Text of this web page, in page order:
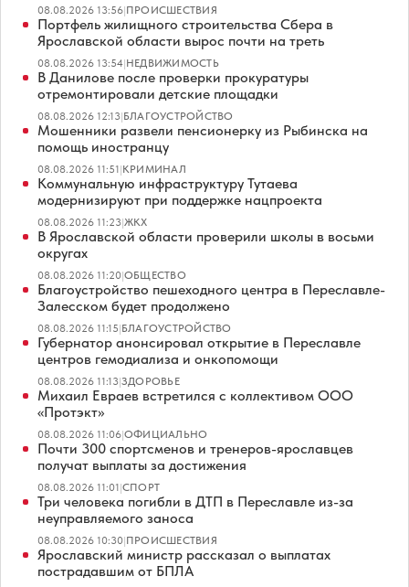
08.08.2026 13:56|ПРОИСШЕСТВИЯ
Портфель жилищного строительства Сбера в
Ярославской области вырос почти на треть
08.08.2026 13:54|НЕДВИЖИМОСТЬ
В Данилове после проверки прокуратуры
отремонтировали детские площадки
08.08.2026 12:13|БЛАГОУСТРОЙСТВО
Мошенники развели пенсионерку из Рыбинска на
помощь иностранцу
08.08.2026 11:51|КРИМИНАЛ
Коммунальную инфраструктуру Тутаева
модернизируют при поддержке нацпроекта
08.08.2026 11:23|ЖКХ
В Ярославской области проверили школы в восьми
округах
08.08.2026 11:20|ОБЩЕСТВО
Благоустройство пешеходного центра в Переславле-
Залесском будет продолжено
08.08.2026 11:15|БЛАГОУСТРОЙСТВО
Губернатор анонсировал открытие в Переславле
центров гемодиализа и онкопомощи
08.08.2026 11:13|ЗДОРОВЬЕ
Михаил Евраев встретился с коллективом ООО
«Протэкт»
08.08.2026 11:06|ОФИЦИАЛЬНО
Почти 300 спортсменов и тренеров-ярославцев
получат выплаты за достижения
08.08.2026 11:01|СПОРТ
Три человека погибли в ДТП в Переславле из-за
неуправляемого заноса
08.08.2026 10:30|ПРОИСШЕСТВИЯ
Ярославский министр рассказал о выплатах
пострадавшим от БПЛА